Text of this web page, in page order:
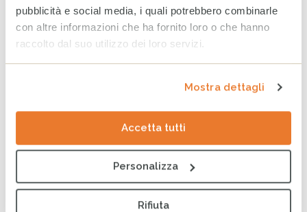
pubblicità e social media, i quali potrebbero combinarle
con altre informazioni che ha fornito loro o che hanno
raccolto dal suo utilizzo dei loro servizi.
Mostra dettagli
Accetta tutti
Personalizza
Rifiuta
vita di minorenni e famiglie
fragili
24 GIUGNO 2026
Bilancio CESVI 2025. Il bene
23 GIUGNO 2026
settima edizione dell’Indice
regionale sul